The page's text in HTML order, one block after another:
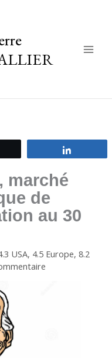
marché
de
au 30
USA, 4.5 Europe, 8.2